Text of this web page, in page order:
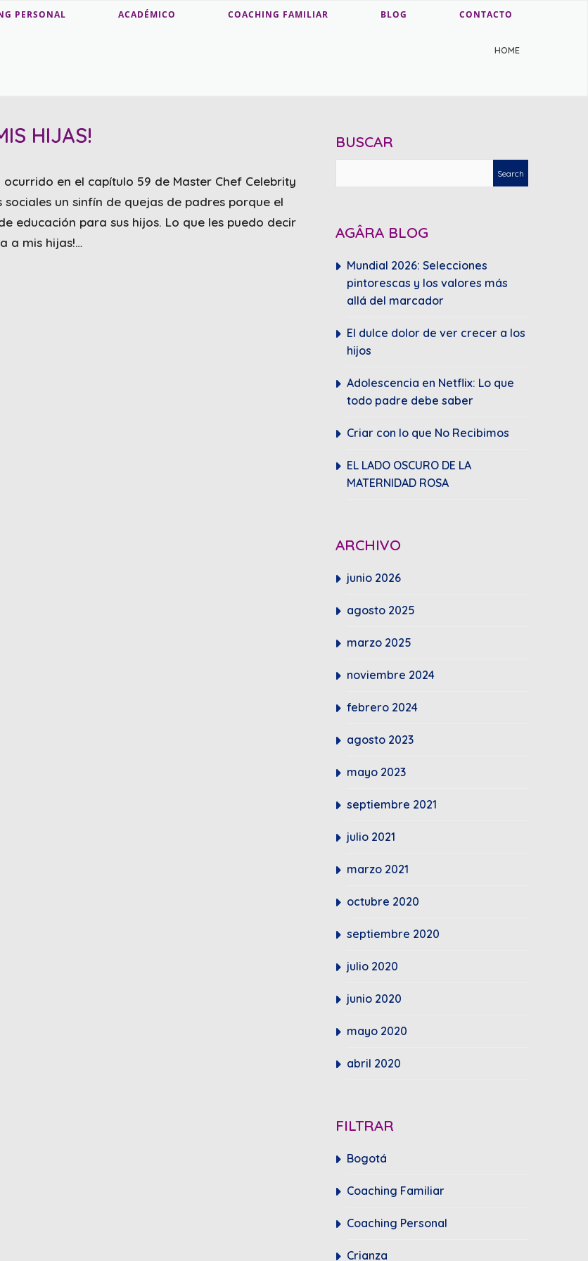
PERSONAL ACADÉMICO COACHING FAMILIAR BLOG CONTACTO
HOME
HIJAS!
ocurrido en el capítulo 59 de Master Chef Celebrity
un sinfín de quejas de padres porque el
educación para sus hijos. Lo que les puedo decir
a mis hijas!…
BUSCAR
AGÂRA BLOG
Mundial 2026: Selecciones
pintorescas y los valores más
allá del marcador
El dulce dolor de ver crecer a los
hijos
Adolescencia en Netflix: Lo que
todo padre debe saber
Criar con lo que No Recibimos
EL LADO OSCURO DE LA
MATERNIDAD ROSA
ARCHIVO
junio 2026
agosto 2025
marzo 2025
noviembre 2024
febrero 2024
agosto 2023
mayo 2023
septiembre 2021
julio 2021
marzo 2021
octubre 2020
septiembre 2020
julio 2020
junio 2020
mayo 2020
abril 2020
FILTRAR
Bogotá
Coaching Familiar
Coaching Personal
Crianza